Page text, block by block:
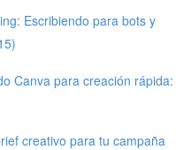
Escribiendo para bots y
Canva para creación rápida:
creativo para tu campaña